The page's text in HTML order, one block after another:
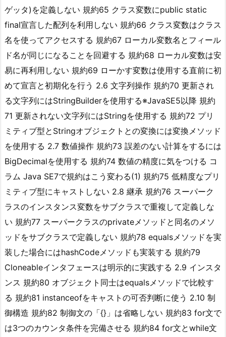
ゲッタ)を定義しない 規約65 クラス変数にpublic static
final宣言した配列を利用しない 規約66 クラス変数はクラス
名を使ってアクセスする 規約67 ローカル変数名とフィール
ド名が同じになることを回避する 規約68 ローカル変数は安
易に再利用しない 規約69 ローかす変数は使用する直前に初
めて宣言と初期化を行う 2.6 文字列操作 規約70 更新され
る文字列にはStringBuilderを使用する※JavaSE5以降 規約
71 更新されない文字列にはStringを使用する 規約72 プリ
ミティブ型とStringオブジェクトとの変換には変換メソッド
を使用する 2.7 数値操作 規約73 誤差のない計算をするには
BigDecimalを使用する 規約74 数値の精度に気をつける コ
ラム Java SE7で規約はこう変わる(1) 規約75 低精度なプリ
ミティブ型にキャストしない 2.8 継承 規約76 スーパーク
ラスのインスタンス変数をサブクラスで重複して定義しな
い 規約77 スーパークラスのprivateメソッドと同名のメソ
ッドをサブクラスで定義しない 規約78 equalsメソッドを実
装した場合にはhashCodeメソッドも実装する 規約79
Cloneableインタフェースは明示的に実践する 2.9 インスタ
ンス 規約80 オブジェクト同士はequalsメソッドで比較す
る 規約81 instanceofをキャストの可否判断に使う 2.10 制
御構造 規約82 制御文の「{}」は省略しない 規約83 for文で
は3つのカウンタ条件を完備させる 規約84 for文とwhile文